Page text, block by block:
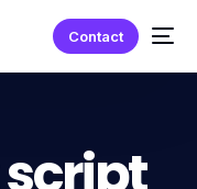
Contact
script